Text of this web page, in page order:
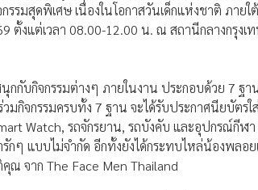
กรรมสุดพิเศษ เนื่องในโอกาสวันเด็กแห่งชาติ ภา
ตั้งแต่เวลา 08.00-12.00 น. ณ สถานีกลางกรุง
กับกิจกรรมต่างๆ ภายในงาน ประกอบด้วย 7 ฐา
มกิจกรรมครบทั้ง 7 ฐาน จะได้รับประกาศนียบัตร
Watch, รถจักรยาน, รถบังคับ และอุปกรณ์กี
กๆ แบบไม่จำกัด อีกทั้งยังได้กระทบไหล่น้องพล
จาก The Face Men Thailand